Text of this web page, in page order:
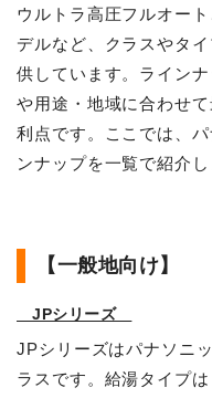
ウルトラ高圧フルオー
デルなど、クラスやタ
供しています。ライン
や用途・地域に合わせ
利点です。ここでは、
ンナップを一覧で紹介し
【一般地向け】
JPシリーズ
JPシリーズはパナソニ
ラスです。給湯タイプ